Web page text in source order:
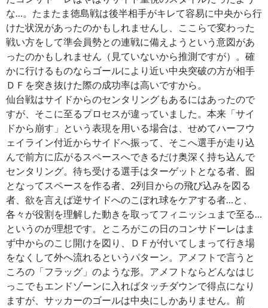
な…。たまたま徳島戦は後半相手がキレて容易に中央から行
けた状況があったのかもしれませんし、ここらで変わった
戦い方をして準会員勢との連戦に備えようという意図があ
ったのかもしれません（見ていないから推測ですが）。確
かに行けるものならゴールにより近い中央突破の方が相手
ＤＦを突き抜けた際の成功率は高いですから。
仙台戦はサイドからのセンタリングもあるにはあったので
すが、そこに至るプロセスが違っていました。本来「サイ
ドから崩す」という表現を用いる場合は、せめてハーフウ
ェイライン付近からサイドへ振って、そこへ選手が走り込
んで前方に広がるスペースへできるだけ奥深く持ち込んで
センタリング。待ち受ける選手はターゲットとなる者、囮
となってスペースを作る者、2列目からの飛び込みを図る
者、欲を言えば逆サイドへのこぼれ球をケアする者…と、
各々が役割を理解した動きを取ってフィニッシュまで至る…
というのが理想です。ところがこの日のコンサドーレはま
ず中からのこじ開けを図り、ＤＦが付いてしまって行き場
をなくして外へ流れるというパターン。アメフトで言うと
ころの「フラッグ」のような形。アメフトならどんなはじ
っこでもエンドゾーンに入ればタッチダウンで得点になり
ますが、サッカーのゴールは中央にしかありません。前